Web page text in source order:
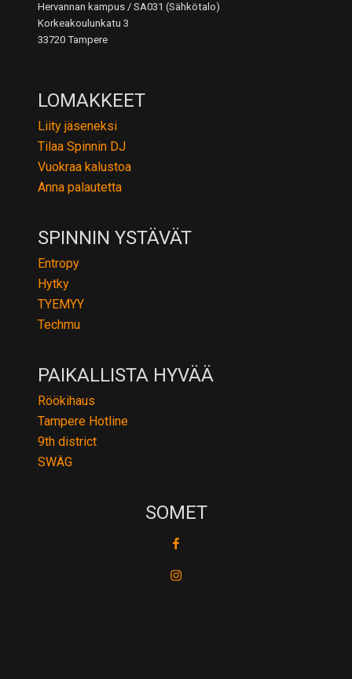
Hervannan kampus / SA031 (Sähkötalo)
Korkeakoulunkatu 3
33720 Tampere
LOMAKKEET
Liity jäseneksi
Tilaa Spinnin DJ
Vuokraa kalustoa
Anna palautetta
SPINNIN YSTÄVÄT
Entropy
Hytky
TYEMYY
Techmu
PAIKALLISTA HYVÄÄ
Röökihaus
Tampere Hotline
9th district
SWÄG
SOMET
fb
ig